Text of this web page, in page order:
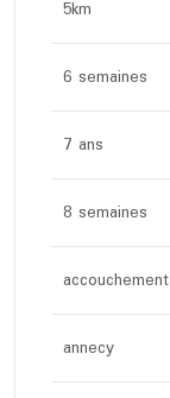
5km
6 semaines
7 ans
8 semaines
accouchement
annecy